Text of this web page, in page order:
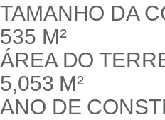
TAMANHO DA
535 M²
ÁREA DO
5,053 M²
ANO DE